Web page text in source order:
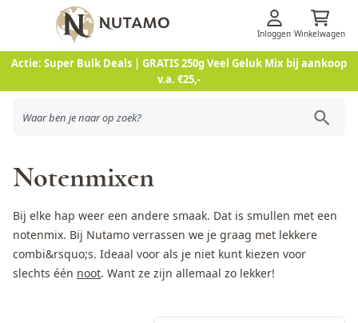
Actie: Super Bulk Deals | GRATIS 250g Veel Geluk Mix bij aankoop
v.a. €25,-
Ga naar de inhoud
Inloggen Winkelwagen
Notenmixen
Bij elke hap weer een andere smaak. Dat is smullen met een
notenmix. Bij Nutamo verrassen we je graag met lekkere
combi&rsquo;s. Ideaal voor als je niet kunt kiezen voor
slechts één noot. Want ze zijn allemaal zo lekker!